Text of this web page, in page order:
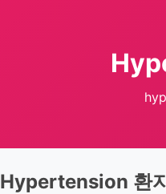
Hypertension 환